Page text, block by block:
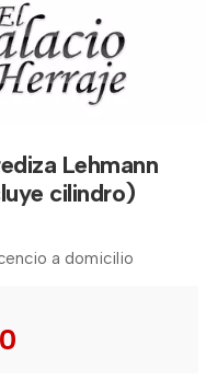
Lehmann
cilindro)
a domicilio